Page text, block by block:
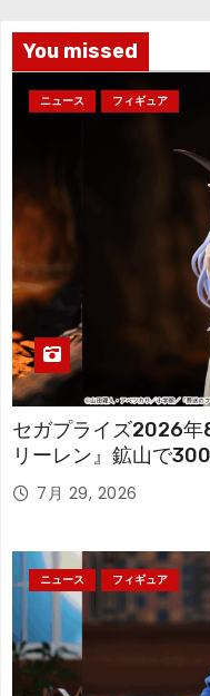
You missed
ニュース フィギュア
セガプライズ2026年
リーレン』鉱山で
「フリーレン」を立体
7月 29, 2026
ニュース フィギュア